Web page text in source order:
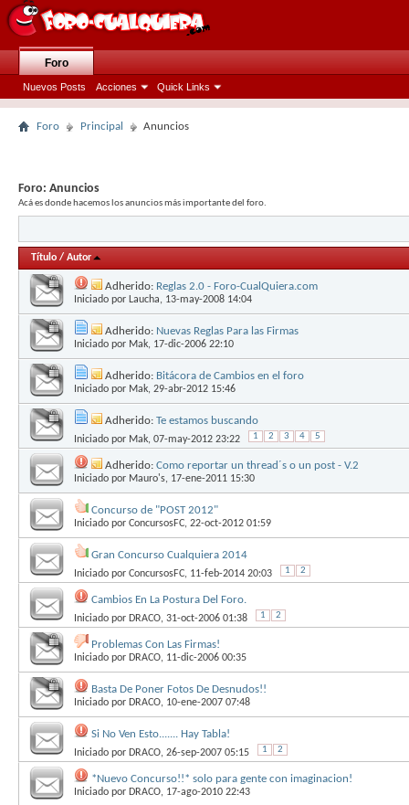
Foro
Nuevos Posts Acciones Quick Links
Foro Principal Anuncios
Foro: Anuncios
Acá es donde hacemos los anuncios más importante del foro.
Título / Autor
Adherido: Reglas 2.0 - Foro-CualQuiera.com
Iniciado por Laucha, 13-may-2008 14:04
Adherido: Nuevas Reglas Para las Firmas
Iniciado por Mak, 17-dic-2006 22:10
Adherido: Bitácora de Cambios en el foro
Iniciado por Mak, 29-abr-2012 15:46
Adherido: Te estamos buscando
Iniciado por Mak, 07-may-2012 23:22 1 2 3 4 5
Adherido: Como reportar un thread´s o un post - V.2
Iniciado por Mauro's, 17-ene-2011 15:30
Concurso de "POST 2012"
Iniciado por ConcursosFC, 22-oct-2012 01:59
Gran Concurso Cualquiera 2014
Iniciado por ConcursosFC, 11-feb-2014 20:03 1 2
Cambios En La Postura Del Foro.
Iniciado por DRACO, 31-oct-2006 01:38 1 2
Problemas Con Las Firmas!
Iniciado por DRACO, 11-dic-2006 00:35
Basta De Poner Fotos De Desnudos!!
Iniciado por DRACO, 10-ene-2007 07:48
Si No Ven Esto....... Hay Tabla!
Iniciado por DRACO, 26-sep-2007 05:15 1 2
*Nuevo Concurso!!* solo para gente con imaginacion!
Iniciado por DRACO, 17-ago-2010 22:43